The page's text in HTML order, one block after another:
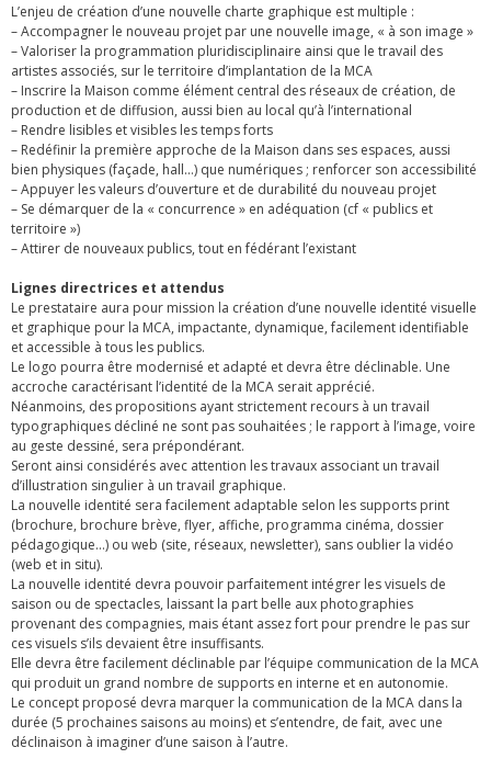
L’enjeu de création d’une nouvelle charte graphique est multiple :
– Accompagner le nouveau projet par une nouvelle image, « à son image »
– Valoriser la programmation pluridisciplinaire ainsi que le travail des
artistes associés, sur le territoire d’implantation de la MCA
– Inscrire la Maison comme élément central des réseaux de création, de
production et de diffusion, aussi bien au local qu’à l’international
– Rendre lisibles et visibles les temps forts
– Redéfinir la première approche de la Maison dans ses espaces, aussi
bien physiques (façade, hall…) que numériques ; renforcer son accessibilité
– Appuyer les valeurs d’ouverture et de durabilité du nouveau projet
– Se démarquer de la « concurrence » en adéquation (cf « publics et
territoire »)
– Attirer de nouveaux publics, tout en fédérant l’existant
Lignes directrices et attendus
Le prestataire aura pour mission la création d’une nouvelle identité visuelle
et graphique pour la MCA, impactante, dynamique, facilement identifiable
et accessible à tous les publics.
Le logo pourra être modernisé et adapté et devra être déclinable. Une
accroche caractérisant l’identité de la MCA serait apprécié.
Néanmoins, des propositions ayant strictement recours à un travail
typographiques décliné ne sont pas souhaitées ; le rapport à l’image, voire
au geste dessiné, sera prépondérant.
Seront ainsi considérés avec attention les travaux associant un travail
d’illustration singulier à un travail graphique.
La nouvelle identité sera facilement adaptable selon les supports print
(brochure, brochure brève, flyer, affiche, programma cinéma, dossier
pédagogique…) ou web (site, réseaux, newsletter), sans oublier la vidéo
(web et in situ).
La nouvelle identité devra pouvoir parfaitement intégrer les visuels de
saison ou de spectacles, laissant la part belle aux photographies
provenant des compagnies, mais étant assez fort pour prendre le pas sur
ces visuels s’ils devaient être insuffisants.
Elle devra être facilement déclinable par l’équipe communication de la MCA
qui produit un grand nombre de supports en interne et en autonomie.
Le concept proposé devra marquer la communication de la MCA dans la
durée (5 prochaines saisons au moins) et s’entendre, de fait, avec une
déclinaison à imaginer d’une saison à l’autre.